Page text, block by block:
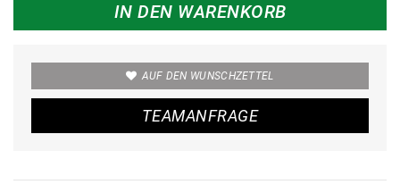
IN DEN WARENKORB
AUF DEN WUNSCHZETTEL
TEAMANFRAGE